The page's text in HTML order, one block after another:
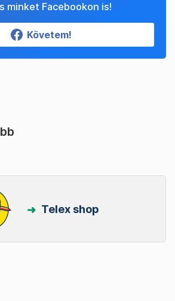
minket Facebookon is!
Követem!
Telex shop